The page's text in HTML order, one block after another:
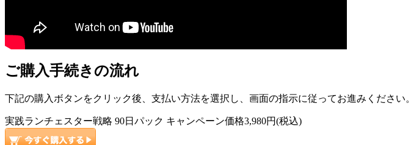
ご購入手続きの流れ
下記の購入ボタンをクリック後、支払い方法を選択し、画面の指示に従ってお進みください。
実践ランチェスター戦略 90日パック キャンペーン価格3,980円(税込)